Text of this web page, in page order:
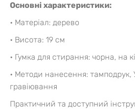
Основні характеристики:
• Матеріал: дерево
• Висота: 19 см
• Гумка для стирання: чорна, на
• Методи нанесення: тамподрук,
гравіювання
Практичний та доступний